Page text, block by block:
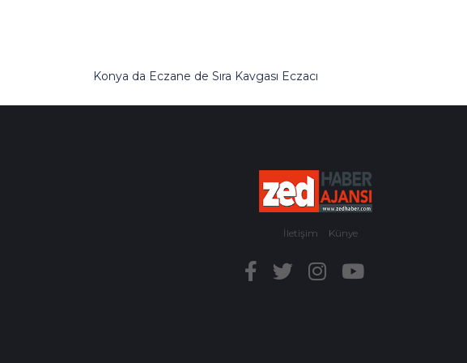
Konya da Eczane de Sıra Kavgası Eczacı
İletişim Künye